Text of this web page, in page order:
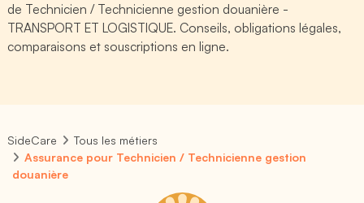
de Technicien / Technicienne gestion douanière -
TRANSPORT ET LOGISTIQUE. Conseils, obligations légales,
comparaisons et souscriptions en ligne.
SideCare
Tous les métiers
Assurance pour Technicien / Technicienne gestion
douanière